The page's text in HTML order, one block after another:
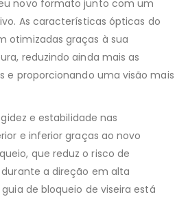
novo formato junto com um
As características ópticas do
otimizadas graças à sua
reduzindo ainda mais as
e proporcionando uma visão mais
e estabilidade nas
e inferior graças ao novo
que reduz o risco de
a direção em alta
de bloqueio de viseira está